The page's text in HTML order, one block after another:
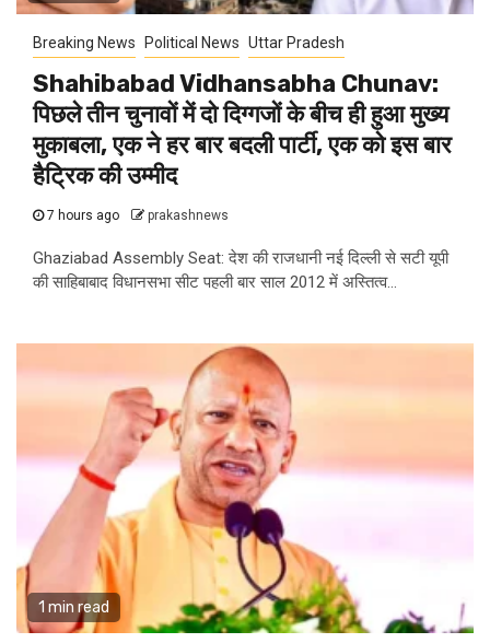
Breaking News Political News Uttar Pradesh
Shahibabad Vidhansabha Chunav:
पिछले तीन चुनावों में दो दिग्गजों के बीच ही हुआ मुख्य
मुकाबला, एक ने हर बार बदली पार्टी, एक को इस बार
हैट्रिक की उम्मीद
7 hours ago prakashnews
Ghaziabad Assembly Seat: देश की राजधानी नई दिल्ली से सटी यूपी
की साहिबाबाद विधानसभा सीट पहली बार साल 2012 में अस्तित्व...
1 min read